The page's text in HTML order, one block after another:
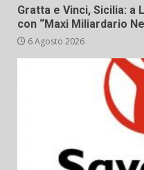
Gratta e Vinci, Sicilia: a
con “Maxi Miliardario
6 Agosto 2026